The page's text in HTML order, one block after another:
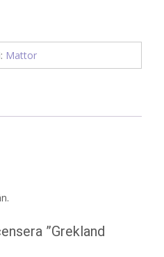
Mattor
”Grekland